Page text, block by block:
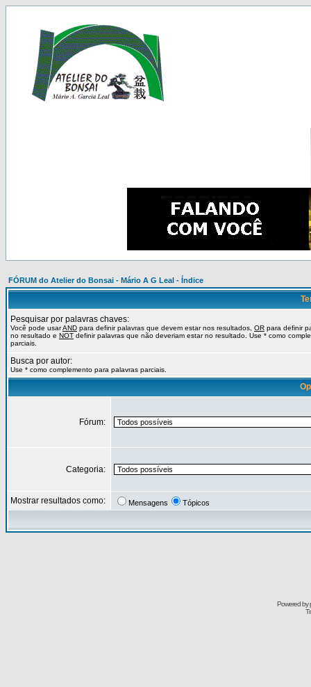
FÓRUM do Atelier do Bonsai - Mário A G Leal - Índice
Pesquisar por palavras chaves:
Você pode usarAND para definir palavras que devem estar nos resultados, OR para definir
no resultado e NOT definir palavras que não deveriam estar no resultado. Use * como
parciais.
Busca por autor:
Use * como complemento para palavras parciais.
Fórum:
Categoria:
Mostrar resultados como: Mensagens Tópicos
Powered by